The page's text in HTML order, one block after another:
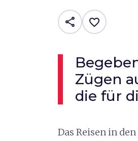
share favorite_border
Zügen
die für
Das Reisen in